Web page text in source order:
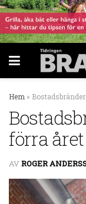
Hem »
förra året
AV ROGER